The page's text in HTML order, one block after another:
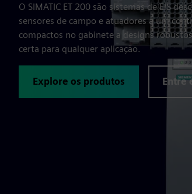
O SIMATIC ET 200 são sistemas de E/S
sensores de campo e atuadores a um
compactos no gabinete a designs
certa para qualquer aplicação.
Explore os produtos Entre